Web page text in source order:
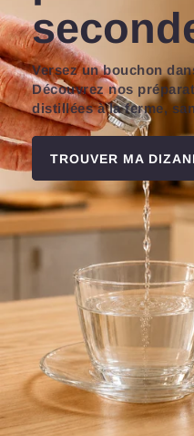
Versez un bouchon
Découvrez nos
distillées à la ferme,
TROUVER MA